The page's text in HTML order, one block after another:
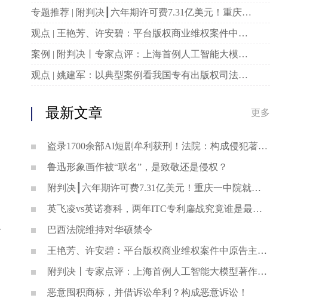
动等您来投！
专题推荐 | 附判决┃六年期许可费7.31亿美元！重庆一
中院就中兴诉三星案作出一审判决
观点 | 王艳芳、许安碧：平台版权商业维权案件中原
告主体资格的司法审查与规制
案例 | 附判决丨专家点评：上海首例人工智能大模型
著作权侵权案二审宣判
观点 | 姚建军：以典型案例看我国专有出版权司法保
最新文章 更多
盗录1700余部AI短剧牟利获刑！法院：构成侵犯著作
权罪
鲁迅形象画作被“联名”，是致敬还是侵权？
附判决┃六年期许可费7.31亿美元！重庆一中院就中
兴诉三星案作出一审判决
英飞凌vs英诺赛科，两年ITC专利鏖战究竟谁是最终
赢家？
巴西法院维持对华硕禁令
王艳芳、许安碧：平台版权商业维权案件中原告主体
资格的司法审查与规制
附判决丨专家点评：上海首例人工智能大模型著作权
侵权案二审宣判
恶意囤积商标，并借诉讼牟利？构成恶意诉讼！